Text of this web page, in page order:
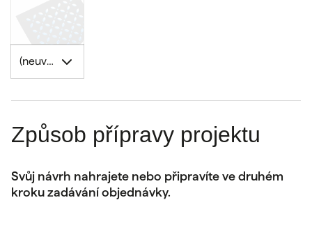
(neuvedeno)
Způsob přípravy projektu
Svůj návrh nahrajete nebo připravíte ve druhém
kroku zadávání objednávky.